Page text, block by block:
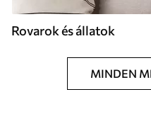
Rovarok és állatok
MINDEN